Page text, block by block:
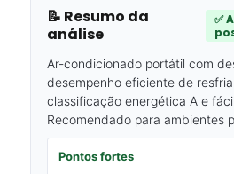
📝 Resumo da
análise
✅
Ar-condicionado portátil com
desempenho eficiente de
classificação energética A e
Recomendado para ambientes
Pontos fortes